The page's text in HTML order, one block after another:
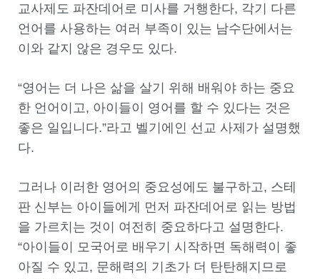
교사제도 파잔데어로 미사를 거행한다, 각기 다른
언어를 사용하는 여러 부족이 있는 남수단에서는
이와 같지 않은 경우도 있다.
“영어는 더 나은 삶을 살기 위해 배워야 하는 중요
한 언어이고, 아이들이 영어를 할 수 있다는 것은
좋은 일입니다.”라고 벨기에인 선교 사제가 설명했
다.
그러나 이러한 영어의 중요성에도 불구하고, 스테
판 신부는 아이들에게 먼저 파잔데어로 읽는 방법
을 가르치는 것이 여전히 중요하다고 설명한다.
“아이들이 모국어로 배우기 시작하면 독해력이 좋
아질 수 있고, 문해력의 기초가 더 탄탄해지므로